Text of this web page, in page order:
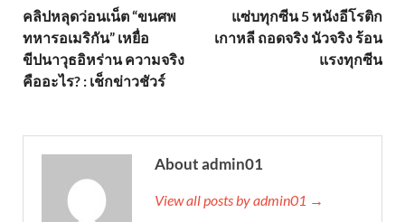
คลิปหลุดว่อนเน็ต “ขนศพ
ทหารอเมริกัน” เหยื่อ
ขีปนาวุธอิหร่าน ความจริง
คืออะไร? : เช็กข่าวชัวร์
แซ่บทุกซีน 5 หนังอีโรติก
เกาหลี ถอดจริง นัวจริง ร้อน
แรงทุกซีน
About admin01
View all posts by admin01 →